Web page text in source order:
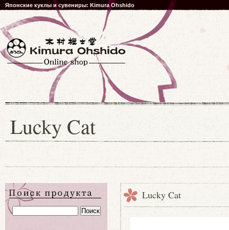
Японские куклы и сувениры: Kimura Ohshido
Lucky Cat
Lucky Cat